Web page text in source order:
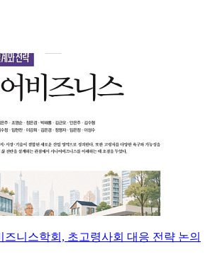
즈니스학회, 초고령사회 대응 전략 논의